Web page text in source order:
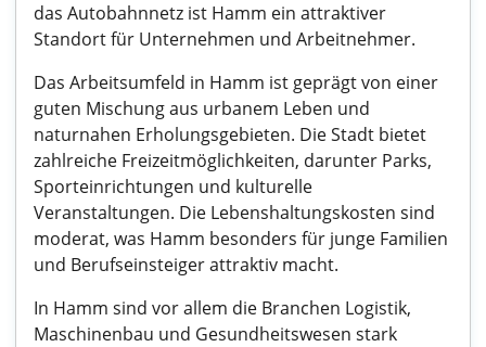
das Autobahnnetz ist Hamm ein attraktiver
Standort für Unternehmen und Arbeitnehmer.
Das Arbeitsumfeld in Hamm ist geprägt von einer
guten Mischung aus urbanem Leben und
naturnahen Erholungsgebieten. Die Stadt bietet
zahlreiche Freizeitmöglichkeiten, darunter Parks,
Sporteinrichtungen und kulturelle
Veranstaltungen. Die Lebenshaltungskosten sind
moderat, was Hamm besonders für junge Familien
und Berufseinsteiger attraktiv macht.
In Hamm sind vor allem die Branchen Logistik,
Maschinenbau und Gesundheitswesen stark